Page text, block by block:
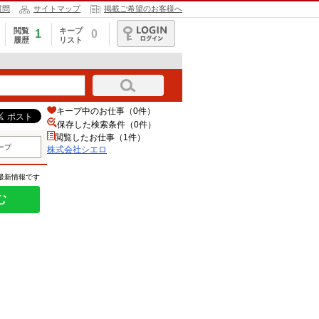
問 サイトマップ 掲載ご希望のお客様へ
閲覧
履歴
1
キープ
リスト
0
ログイン
プ
新情報です
キープ中のお仕事（0件）
保存した検索条件（0件）
閲覧したお仕事（1件）
株式会社シエロ